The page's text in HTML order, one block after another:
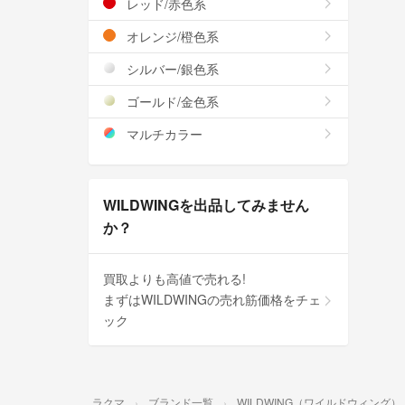
オレンジ/橙色系
シルバー/銀色系
ゴールド/金色系
マルチカラー
WILDWINGを出品してみません
か？
買取よりも高値で売れる!
まずはWILDWINGの売れ筋価格をチェ
ック
ラクマ ブランド一覧 WILDWING（ワイルドウィング）